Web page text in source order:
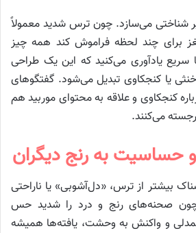
شناختی می‌سازد. چون ترس شدید معمولاً
برای چند لحظه فراموش کند همه چیز
یادآوری می‌کنید که این یک طراحی
یا کنجکاوی تبدیل می‌شود. گفتگوهای
کنجکاوی و علاقه به محتوای موربید هم
می‌کنند.
به رنج دیگران
بیشتر از ترس، «دل‌آشوبی» یا ناراحتی
چون صحنه‌های رنج و درد را شدید حس
همدلی و واکنش به وحشت، یافته‌ها همیشه